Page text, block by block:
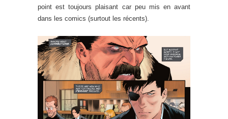
point est toujours plaisant car peu mis en avant
dans les comics (surtout les récents).